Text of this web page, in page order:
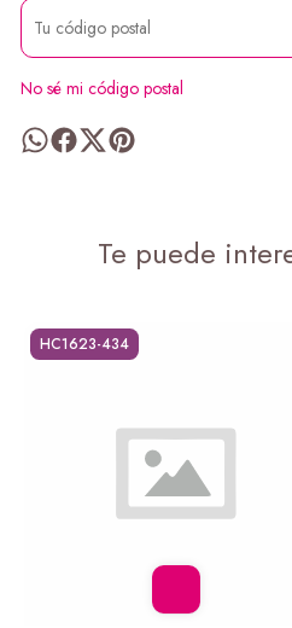
No sé mi código postal
Te puede
HC1623-434